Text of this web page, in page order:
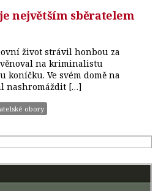
největším sběratelem
život strávil honbou za
na kriminalistu
koníčku. Ve svém domě na
nashromáždit […]
obory